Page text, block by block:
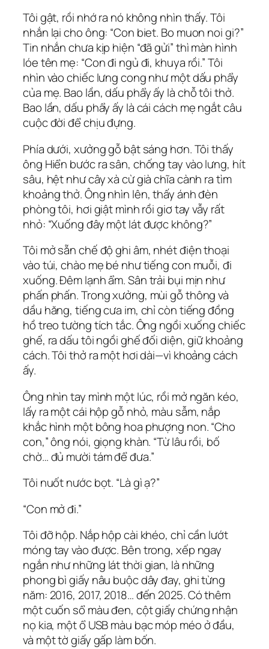
Tôi gật, rồi nhớ ra nó không nhìn thấy. Tôi
nhắn lại cho ông: “Con biet. Bo muon noi gi?”
Tin nhắn chưa kịp hiện “đã gửi” thì màn hình
lóe tên mẹ: “Con đi ngủ đi, khuya rồi.” Tôi
nhìn vào chiếc lưng cong như một dấu phẩy
của mẹ. Bao lần, dấu phẩy ấy là chỗ tôi thở.
Bao lần, dấu phẩy ấy là cái cách mẹ ngắt câu
cuộc đời để chịu đựng.
Phía dưới, xưởng gỗ bật sáng hơn. Tôi thấy
ông Hiển bước ra sân, chống tay vào lưng, hít
sâu, hệt như cây xà cừ già chĩa cành ra tìm
khoảng thở. Ông nhìn lên, thấy ánh đèn
phòng tôi, hơi giật mình rồi giơ tay vẫy rất
nhỏ: “Xuống đây một lát được không?”
Tôi mở sẵn chế độ ghi âm, nhét điện thoại
vào túi, chào mẹ bé như tiếng con muỗi, đi
xuống. Đêm lạnh ẩm. Sân trải bụi mịn như
phấn phấn. Trong xưởng, mùi gỗ thông và
dầu hăng, tiếng cưa im, chỉ còn tiếng đồng
hồ treo tường tích tắc. Ông ngồi xuống chiếc
ghế, ra dấu tôi ngồi ghế đối diện, giữ khoảng
cách. Tôi thở ra một hơi dài—vì khoảng cách
ấy.
Ông nhìn tay mình một lúc, rồi mở ngăn kéo,
lấy ra một cái hộp gỗ nhỏ, màu sẫm, nắp
khắc hình một bông hoa phượng non. “Cho
con,” ông nói, giọng khàn. “Từ lâu rồi, bố
chờ… đủ mười tám để đưa.”
Tôi nuốt nước bọt. “Là gì ạ?”
“Con mở đi.”
Tôi đỡ hộp. Nắp hộp cài khéo, chỉ cần lướt
móng tay vào được. Bên trong, xếp ngay
ngắn như những lát thời gian, là những
phong bì giấy nâu buộc dây đay, ghi từng
năm: 2016, 2017, 2018… đến 2025. Có thêm
một cuốn sổ màu đen, cột giấy chứng nhận
nọ kia, một ổ USB màu bạc móp méo ở đầu,
và một tờ giấy gấp làm bốn.